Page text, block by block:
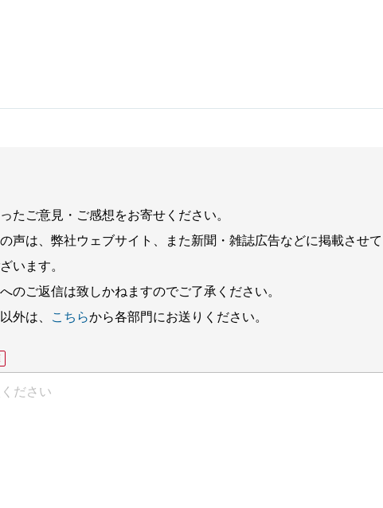
たご意見・ご感想をお寄せください。
声は、弊社ウェブサイト、また新聞・雑誌広告などに掲載させて
います。
のご返信は致しかねますのでご了承ください。
外は、
こちらから各部門にお送りください。